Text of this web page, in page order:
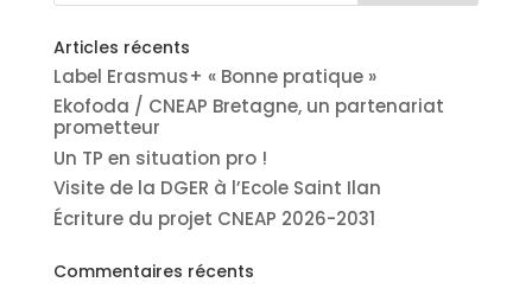
Articles récents
Label Erasmus+ « Bonne pratique »
Ekofoda / CNEAP Bretagne, un partenariat
prometteur
Un TP en situation pro !
Visite de la DGER à l’Ecole Saint Ilan
Écriture du projet CNEAP 2026-2031
Commentaires récents